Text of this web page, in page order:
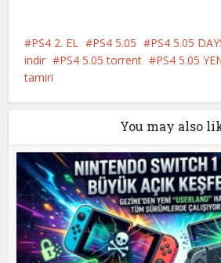
PS4 2. EL PS4 5.05 PS4 5.05
indir
PS4 5.05 torrent PS4 5.05
tamiri
You may also